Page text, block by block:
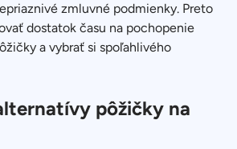
zmluvné podmienky. Preto
dostatok času na pochopenie
a vybrať si spoľahlivého
pôžičky na